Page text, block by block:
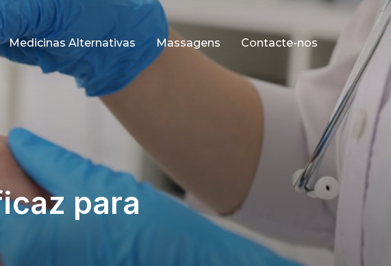
Medicinas Alternativas Massagens Contacte-nos
para